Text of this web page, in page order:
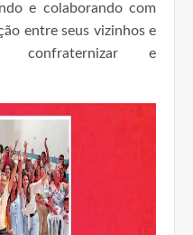
e colaborando com
entre seus vizinhos e
confraternizar e